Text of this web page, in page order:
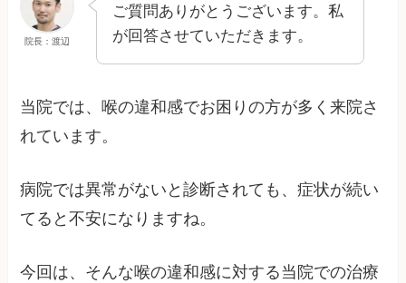
院長：渡辺
ご質問ありがとうございます。私
が回答させていただきます。
当院では、喉の違和感でお困りの方が多く来院さ
れています。
病院では異常がないと診断されても、症状が続い
てると不安になりますね。
今回は、そんな喉の違和感に対する当院での治療